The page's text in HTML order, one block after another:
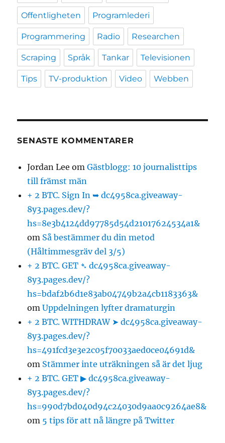
Offentligheten Programlederi
Programmering Radio Researchen
Scraping Språk Tankar Televisionen
Tips TV-produktion Video Webben
SENASTE KOMMENTARER
Jordan Lee omGästblogg: 10 journalisttips
till främst män
+ 2 BTC. Sign In ➥ dc4958ca.giveaway-
8y3.pages.dev/?
hs=8e3b4124dd97785d54d21017624534a1&
om Så bestämmer du din metod
(Håltimmesgräv del 3/5)
+ 2 BTC. GET ➴ dc4958ca.giveaway-
8y3.pages.dev/?
hs=bdaf2b6d1e83ab04749b2a4cb1183363&
omUppdelningen lyfter dramaturgin
+ 2 BTC. WITHDRAW ➤ dc4958ca.giveaway-
8y3.pages.dev/?
hs=491fcd3e3e2c05f70033aed0ce04691d&
om Stämmer inte uträkningen så är det ljug
+ 2 BTC. GET ▶ dc4958ca.giveaway-
8y3.pages.dev/?
hs=990d7bd040d94c24030d9aa0c9264ae8&
om 5 tips för att nå längre på Twitter